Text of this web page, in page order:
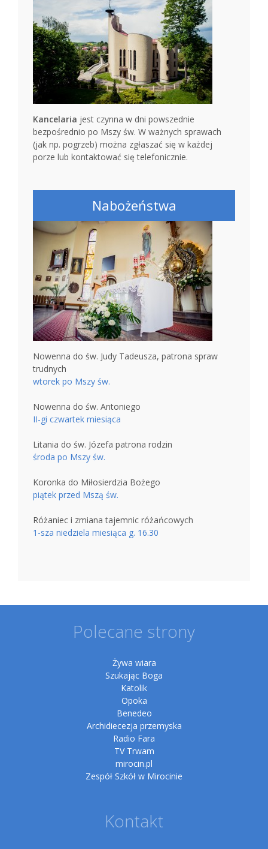
Kancelaria jest czynna w dni powszednie
bezpośrednio po Mszy św. W ważnych sprawach
(jak np. pogrzeb) można zgłaszać się w każdej
porze lub kontaktować się telefonicznie.
Nabożeństwa
Nowenna do św. Judy Tadeusza, patrona spraw
trudnych
wtorek po Mszy św.
Nowenna do św. Antoniego
II-gi czwartek miesiąca
Litania do św. Józefa patrona rodzin
środa po Mszy św.
Koronka do Miłosierdzia Bożego
piątek przed Mszą św.
Różaniec i zmiana tajemnic różańcowych
1-sza niedziela miesiąca g. 16.30
Polecane strony
Żywa wiara
Szukając Boga
Katolik
Opoka
Benedeo
Archidiecezja przemyska
Radio Fara
TV Trwam
mirocin.pl
Zespół Szkół w Mirocinie
Kontakt